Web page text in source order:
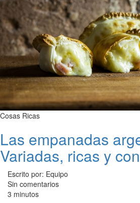
Cosas Ricas
Las empanadas
Variadas, ricas y
Escrito por: Equipo
Sin comentarios
3 minutos